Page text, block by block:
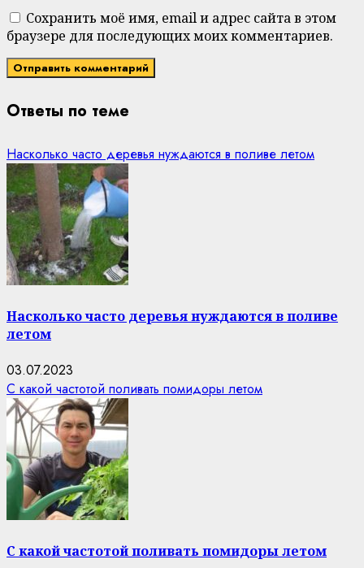
Сохранить моё имя, email и адрес сайта в этом
браузере для последующих моих комментариев.
Ответы по теме
Насколько часто деревья нуждаются в поливе летом
Насколько часто деревья нуждаются в поливе
летом
03.07.2023
С какой частотой поливать помидоры летом
С какой частотой поливать помидоры летом